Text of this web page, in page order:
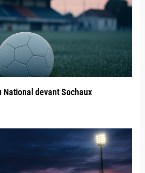
National devant Sochaux